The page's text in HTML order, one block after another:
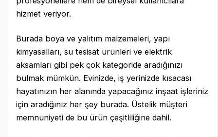
hizmet veriyor.
Burada boya ve yalıtım malzemeleri, yapı
kimyasalları, su tesisat ürünleri ve elektrik
aksamları gibi pek çok kategoride aradığınızı
bulmak mümkün. Evinizde, iş yerinizde kısacası
hayatınızın her alanında yapacağınız inşaat işleriniz
için aradığınız her şey burada. Üstelik müşteri
memnuniyeti de bu ürün çeşitliliğine dahil.